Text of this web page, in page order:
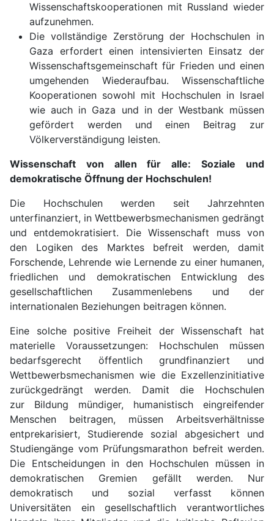
Wissenschaftskooperationen mit Russland wieder
aufzunehmen.
Die vollständige Zerstörung der Hochschulen in
Gaza erfordert einen intensivierten Einsatz der
Wissenschaftsgemeinschaft für Frieden und einen
umgehenden Wiederaufbau. Wissenschaftliche
Kooperationen sowohl mit Hochschulen in Israel
wie auch in Gaza und in der Westbank müssen
gefördert werden und einen Beitrag zur
Völkerverständigung leisten.
Wissenschaft von allen für alle: Soziale und
demokratische Öffnung der Hochschulen!
Die Hochschulen werden seit Jahrzehnten
unterfinanziert, in Wettbewerbsmechanismen gedrängt
und entdemokratisiert. Die Wissenschaft muss von
den Logiken des Marktes befreit werden, damit
Forschende, Lehrende wie Lernende zu einer humanen,
friedlichen und demokratischen Entwicklung des
gesellschaftlichen Zusammenlebens und der
internationalen Beziehungen beitragen können.
Eine solche positive Freiheit der Wissenschaft hat
materielle Voraussetzungen: Hochschulen müssen
bedarfsgerecht öffentlich grundfinanziert und
Wettbewerbsmechanismen wie die Exzellenzinitiative
zurückgedrängt werden. Damit die Hochschulen
zur Bildung mündiger, humanistisch eingreifender
Menschen beitragen, müssen Arbeitsverhältnisse
entprekarisiert, Studierende sozial abgesichert und
Studiengänge vom Prüfungsmarathon befreit werden.
Die Entscheidungen in den Hochschulen müssen in
demokratischen Gremien gefällt werden. Nur
demokratisch und sozial verfasst können
Universitäten ein gesellschaftlich verantwortliches